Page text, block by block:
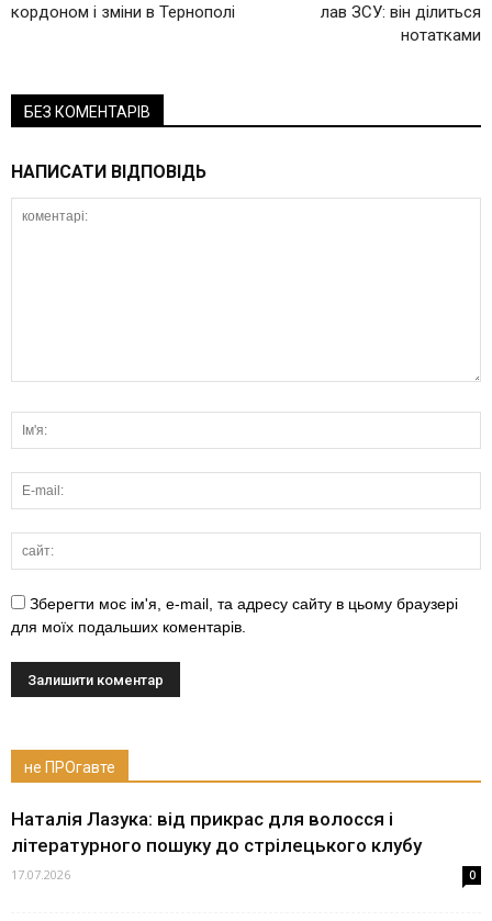
кордоном і зміни в Тернополі
лав ЗСУ: він ділиться
нотатками
БЕЗ КОМЕНТАРІВ
НАПИСАТИ ВІДПОВІДЬ
Зберегти моє ім'я, e-mail, та адресу сайту в цьому браузері
для моїх подальших коментарів.
не ПРОгавте
Наталія Лазука: від прикрас для волосся і
літературного пошуку до стрілецького клубу
17.07.2026 0